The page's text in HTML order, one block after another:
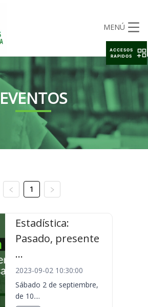
MENÚ
EVENTOS
1
Estadística:
Pasado, presente
...
2023-09-02 10:30:00
Sábado 2 de septiembre,
de 10....
ACCESOS
RAPIDOS